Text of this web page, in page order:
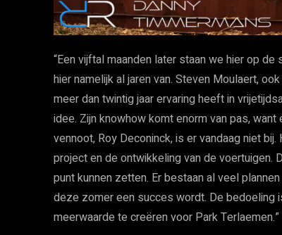
“Een vijftal maanden later staan we hier op
hier namelijk al jaren van. Steven Moulaert,
meer dan twintig jaar ervaring heeft in
idee. Zijn knowhow komt enorm van pas,
vennoot, Roy Deconinck, is er vandaag niet
project en de ontwikkeling van de
punt kunnen zetten. Er bestaan al veel
deze zomer een succes wordt. De bedoeling
meerwaarde te creëren voor Park Terlaemen.”